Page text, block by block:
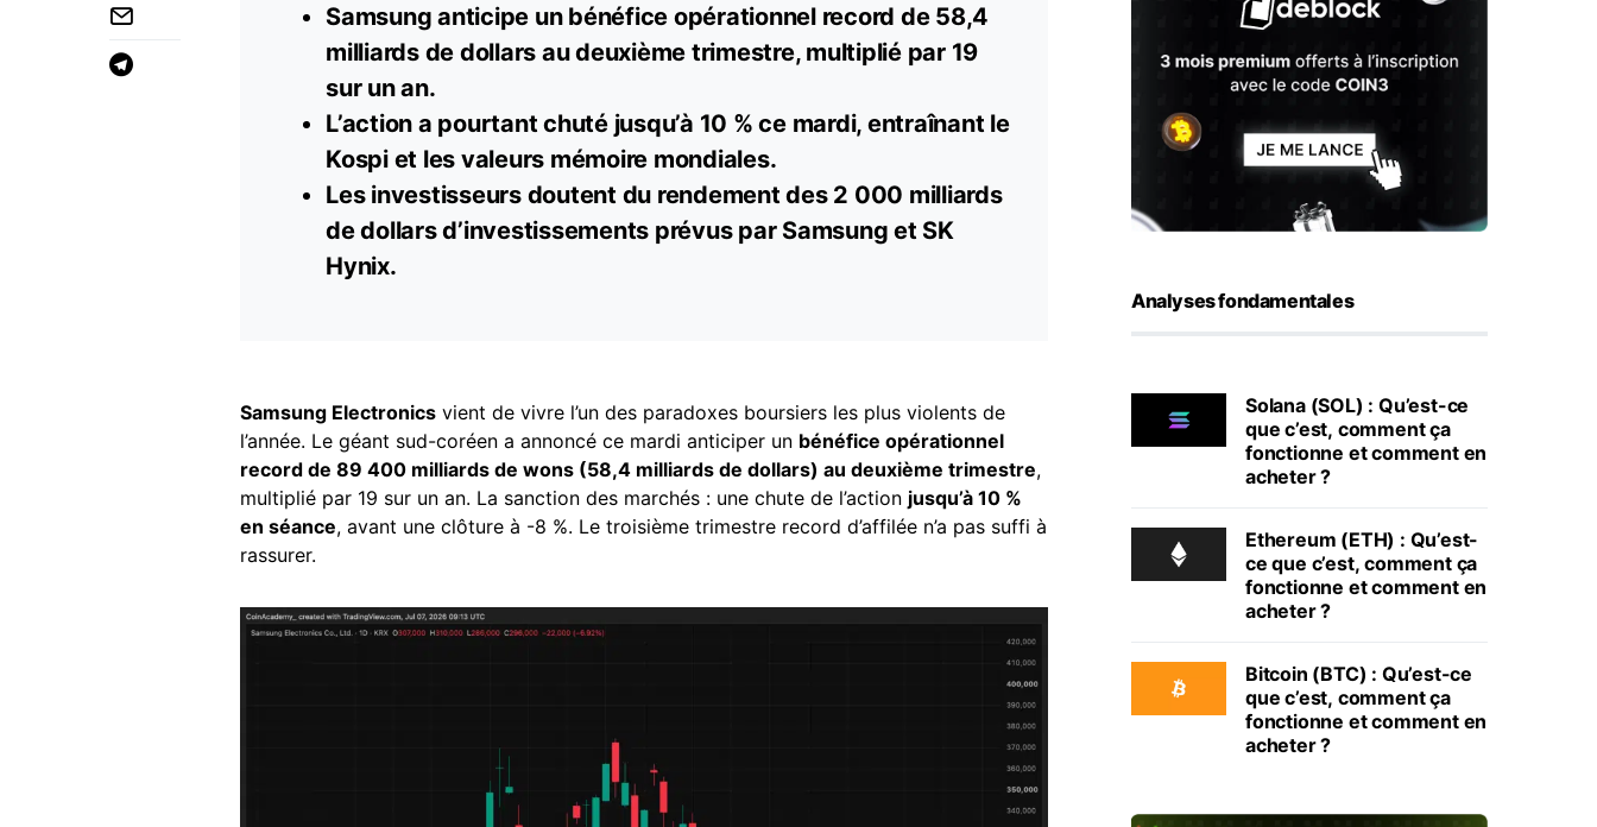
Samsung anticipe un bénéfice opérationnel record de 58,4
milliards de dollars au deuxième trimestre, multiplié par 19
sur un an.
L’action a pourtant chuté jusqu’à 10 % ce mardi, entraînant le
Kospi et les valeurs mémoire mondiales.
Les investisseurs doutent du rendement des 2 000 milliards
dedollarsd’investissements prévus par Samsung et SK
Hynix.
Samsung Electronics vient de vivre l’un des paradoxes boursiers les plus violents de
l’année. Le géant sud-coréen a annoncé ce mardi anticiper un bénéfice opérationnel
record de 89 400 milliards de wons (58,4 milliards de dollars) au deuxième trimestre,
multiplié par 19 sur un an. La sanction des marchés : une chute de l’action jusqu’à 10 %
en séance, avant une clôture à -8 %. Le troisième trimestre record d’affilée n’a pas suffi à
rassurer.
Analyses fondamentales
Solana (SOL) : Qu’est-ce
que c’est, comment ça
fonctionne et comment en
acheter ?
Ethereum (ETH) : Qu’est-
ce que c’est, comment ça
fonctionne et comment en
acheter ?
Bitcoin (BTC) : Qu’est-ce
que c’est, comment ça
fonctionne et comment en
acheter ?